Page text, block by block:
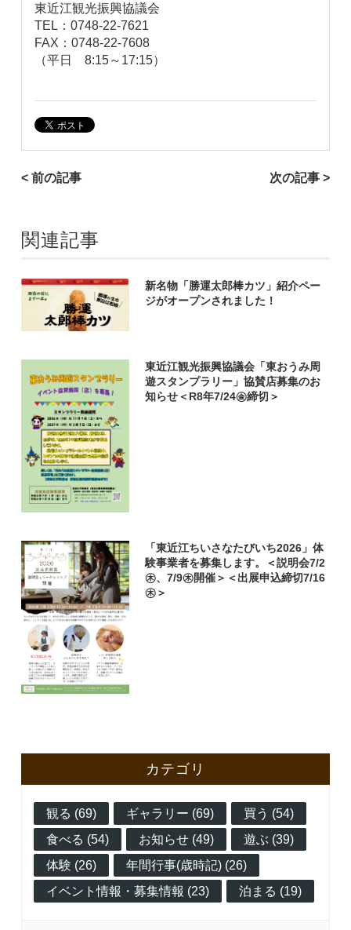
東近江観光振興協議会
TEL：0748-22-7621
FAX：0748-22-7608
（平日 8:15～17:15）
< 前の記事 次の記事 >
関連記事
新名物「勝運太郎棒カツ」紹介ペー
ジがオープンされました！
東近江観光振興協議会「東おうみ周
遊スタンプラリー」協賛店募集のお
知らせ＜R8年7/24㊎締切＞
「東近江ちいさなたびいち2026」体
験事業者を募集します。＜説明会7/2
㊍、7/9㊍開催＞＜出展申込締切7/16
㊍＞
カテゴリ
観る (69) ギャラリー (69)
買う (54)
食べる (54)
お知らせ (49)
遊ぶ (39)
体験 (26)
年間行事(歳時記) (26)
イベント情報・募集情報 (23)
泊まる (19)